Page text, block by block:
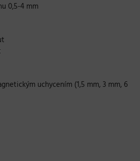
0,5-4 mm
uchycením (1,5 mm, 3 mm, 6